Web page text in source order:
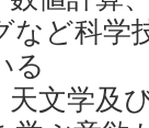
など科学
る
天文学及